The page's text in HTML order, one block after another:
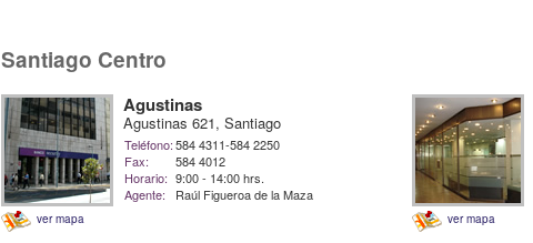
Santiago Centro
ver mapa
Agustinas
Agustinas 621, Santiago
Teléfono:584 4311-584 2250
Fax:
584 4012
Horario: 9:00 - 14:00 hrs.
Agente:
Raúl Figueroa de la Maza
ver mapa